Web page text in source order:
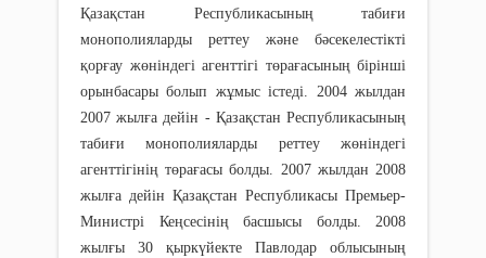
Қазақстан Республикасының табиғи
монополияларды реттеу және бәсекелестікті
қорғау жөніндегі агенттігі төрағасының бірінші
орынбасары болып жұмыс істеді. 2004 жылдан
2007 жылға дейін - Қазақстан Республикасының
табиғи монополияларды реттеу жөніндегі
агенттігінің төрағасы болды. 2007 жылдан 2008
жылға дейін Қазақстан Республикасы Премьер-
Министрі Кеңсесінің басшысы болды. 2008
жылғы 30 қыркүйекте Павлодар облысының